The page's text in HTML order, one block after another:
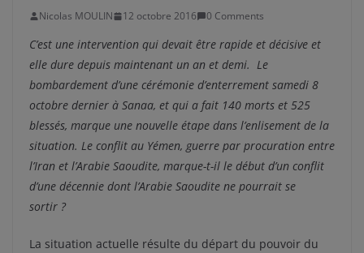
Nicolas MOULIN 12 octobre 2016 0 Comments
C’est une intervention qui devait être rapide et décisive et
elle dure depuis maintenant un an et demi. Le
bombardement d’une cérémonie d’enterrement samedi 8
octobre dernier à Sanaa, et qui a fait 140 morts et 525
blessés, marque une nouvelle étape dans l’enlisement de la
situation. Le conflit au Yémen, guerre par procuration entre
l’Iran et l’Arabie Saoudite, marque-t-il le début d’un conflit
d’une décennie dont l’Arabie Saoudite ne pourrait se
sortir ?
La situation actuelle résulte du départ du pouvoir du